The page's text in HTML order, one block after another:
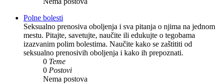
Polne bolesti
Seksualno prenosiva oboljenja i sva pitanja o njima na jednom
mestu. Pitajte, savetujte, naučite ili edukujte o tegobama
izazvanim polim bolestima. Naučite kako se zaštititi od
seksualno prenosivih oboljenja i kako ih prepoznati.
0 Teme
0 Postovi
Nema postova